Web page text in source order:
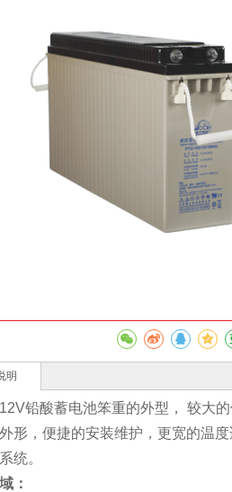
明
铅酸蓄电池笨重的外型， 较大
形，便捷的安装维护，更宽的温
统。
：